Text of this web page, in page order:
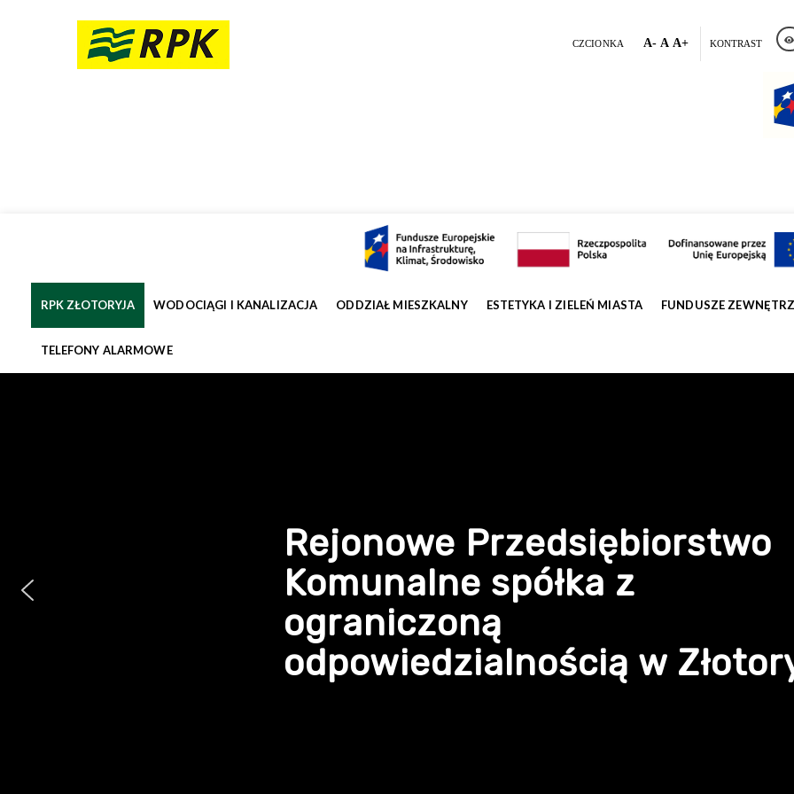
CZCIONKA A- A A+ KONTRAST
RPK ZŁOTORYJA WODOCIĄGI I KANALIZACJA ODDZIAŁ MIESZKALNY ESTETYKA I ZIELEŃ MIASTA FUNDUSZE
TELEFONY ALARMOWE
Rejonowe Przedsiębiorstwo
Komunalne spółka z
ograniczoną
odpowiedzialnością w